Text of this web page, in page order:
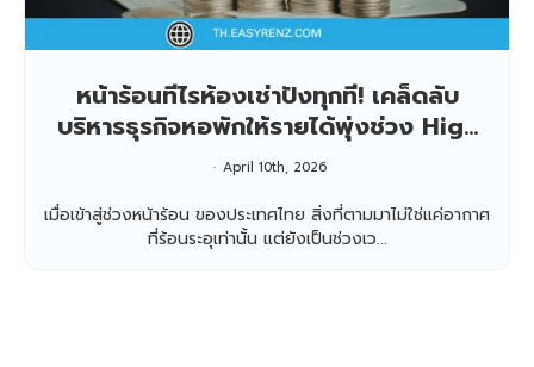
หน้าร้อนทีไรห้องเช่าปังทุกที! เคล็ดลับ
บริหารธุรกิจหอพักให้รายได้พุ่งช่วง High
Season
April 10th, 2026
เมื่อเข้าสู่ช่วงหน้าร้อน ของประเทศไทย สิ่งที่ตามมาไม่ใช่แค่อากาศ
ที่ร้อนระอุเท่านั้น แต่ยังเป็นช่วงเว...